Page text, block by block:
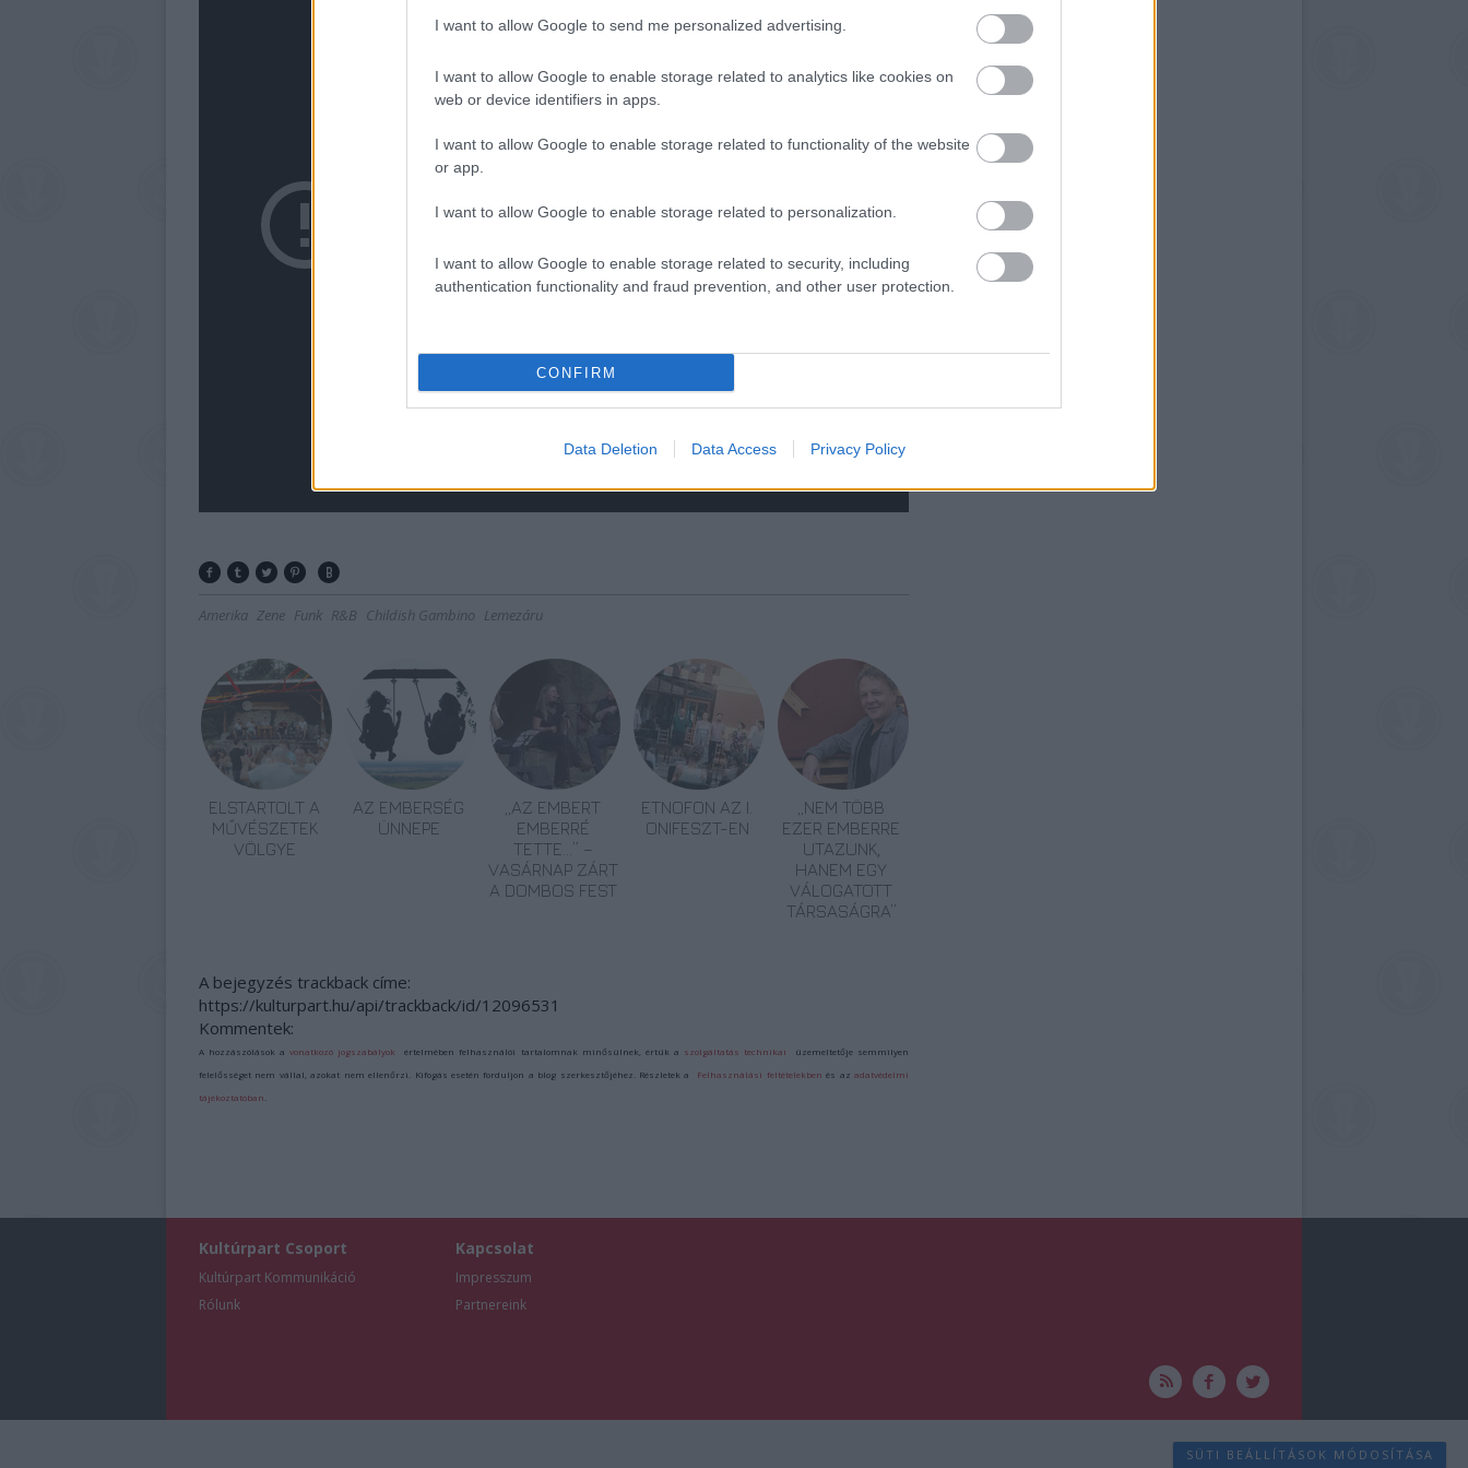
I want to allow Google to send me personalized advertising.
I want to allow Google to enable storage related to analytics like cookies on
web or device identifiers in apps.
I want to allow Google to enable storage related to functionality of the website
or app.
I want to allow Google to enable storage related to personalization.
I want to allow Google to enable storage related to security, including
authentication functionality and fraud prevention, and other user protection.
CONFIRM
Data Deletion Data Access Privacy Policy
Amerika Zene Funk R&B Childish Gambino Lemezáru
ELSTARTOLT A
MŰVÉSZETEK
VÖLGYE
AZ EMBERSÉG
ÜNNEPE
„AZ EMBERT
EMBERRÉ
TETTE…” –
VASÁRNAP ZÁRT
A DOMBOS FEST
ETNOFON AZ I.
ONIFESZT-EN
„NEM TÖBB
EZER EMBERRE
UTAZUNK,
HANEM EGY
VÁLOGATOTT
TÁRSASÁGRA”
A bejegyzés trackback címe:
https://kulturpart.hu/api/trackback/id/12096531
Kommentek:
A hozzászólások avonatkozó jogszabályok értelmében felhasználói tartalomnak minősülnek, értük a szolgáltatás technikai üzemeltetője semmilyen
felelősséget nem vállal, azokat nem ellenőrzi. Kifogás esetén forduljon a blog szerkesztőjéhez. Részletek a Felhasználási feltételekben és azadatvédelmi
tájékoztatóban
Kultúrpart Csoport
Kultúrpart Kommunikáció
Rólunk
Kapcsolat
Impresszum
Partnereink
SÜTI BEÁLLÍTÁSOK MÓDOSÍTÁSA